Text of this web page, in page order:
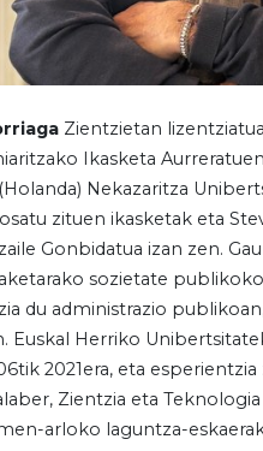
Zientzietan
Ikasketa
Nekazaritza
zituen ikasketak eta
Gonbidatua izan zen.
sozietate
du administrazio
Euskal Herriko
2021era, eta
Zientzia eta
arloko laguntza-